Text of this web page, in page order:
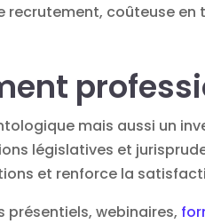
coûteuse en
mais aussi un
législatives et
et renforce la
présentiels, webinaires,